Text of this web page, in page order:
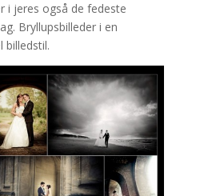
i jeres også de fedeste
Bryllupsbilleder i en
billedstil.